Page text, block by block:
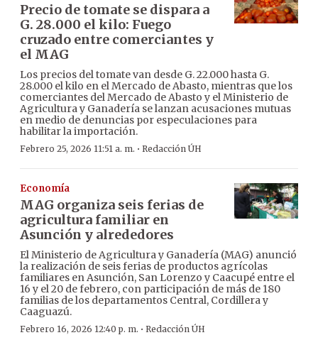
Precio de tomate se dispara a
G. 28.000 el kilo: Fuego
cruzado entre comerciantes y
el MAG
Los precios del tomate van desde G. 22.000 hasta G.
28.000 el kilo en el Mercado de Abasto, mientras que los
comerciantes del Mercado de Abasto y el Ministerio de
Agricultura y Ganadería se lanzan acusaciones mutuas
en medio de denuncias por especulaciones para
habilitar la importación.
Febrero 25, 2026 11:51 a. m. · Redacción ÚH
Economía
MAG organiza seis ferias de
agricultura familiar en
Asunción y alrededores
El Ministerio de Agricultura y Ganadería (MAG) anunció
la realización de seis ferias de productos agrícolas
familiares en Asunción, San Lorenzo y Caacupé entre el
16 y el 20 de febrero, con participación de más de 180
familias de los departamentos Central, Cordillera y
Caaguazú.
Febrero 16, 2026 12:40 p. m. · Redacción ÚH